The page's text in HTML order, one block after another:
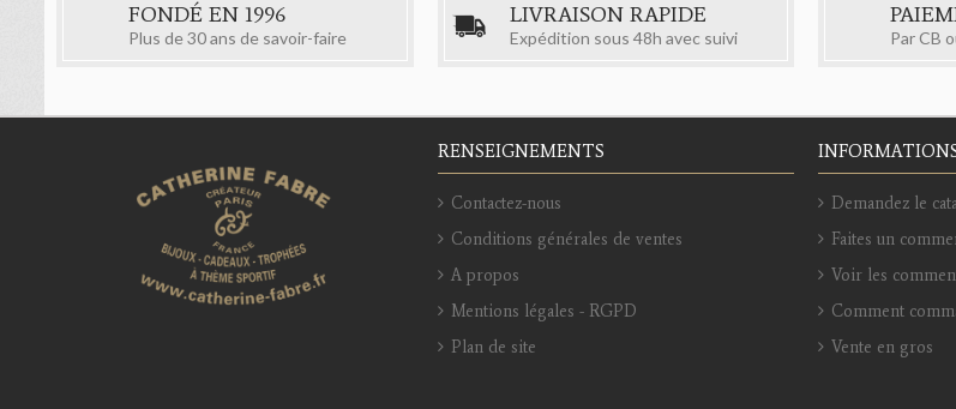
FONDÉ EN 1996
Plus de 30 ans de savoir-faire
LIVRAISON RAPIDE
Expédition sous 48h avec suivi Par CB
RENSEIGNEMENTS
Contactez-nous
Conditions générales de ventes
A propos
Mentions légales - RGPD
Plan de site
Demandez le
Faites un
Voir les
Comment
Vente en gros